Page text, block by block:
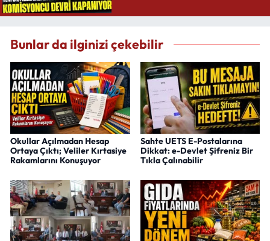
Bunlar da ilginizi çekebilir
Okullar Açılmadan Hesap
Ortaya Çıktı; Veliler Kırtasiye
Rakamlarını Konuşuyor
Sahte UETS E-Postalarına
Dikkat: e-Devlet Şifreniz Bir
Tıkla Çalınabilir